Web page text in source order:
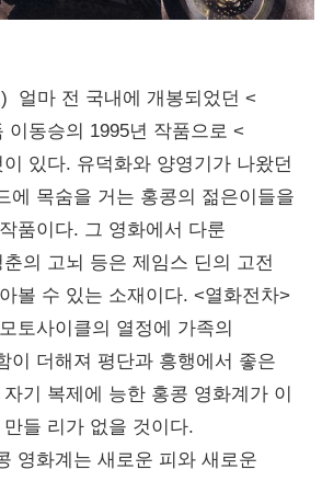
얼마 전 국내에 개봉되었던 <
이동승의 1995년 작품으로 <
있다. 유덕화와 양영기가 나왔던
에 목숨을 거는 홍콩의 젊은이들을
품이다. 그 영화에서 다룬
의 고뇌 등은 제임스 딘의 고전
볼 수 있는 소재이다. <열화전차>
토사이클의 열정에 가족의
이 더해져 평단과 흥행에서 좋은
기 복제에 능한 홍콩 영화계가 이
들 리가 없을 것이다.
영화계는 새로운 피와 새로운